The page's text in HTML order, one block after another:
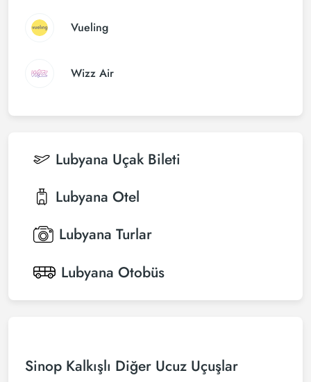
Vueling
Wizz Air
Lubyana Uçak Bileti
Lubyana Otel
Lubyana Turlar
Lubyana Otobüs
Sinop Kalkışlı Diğer Ucuz Uçuşlar